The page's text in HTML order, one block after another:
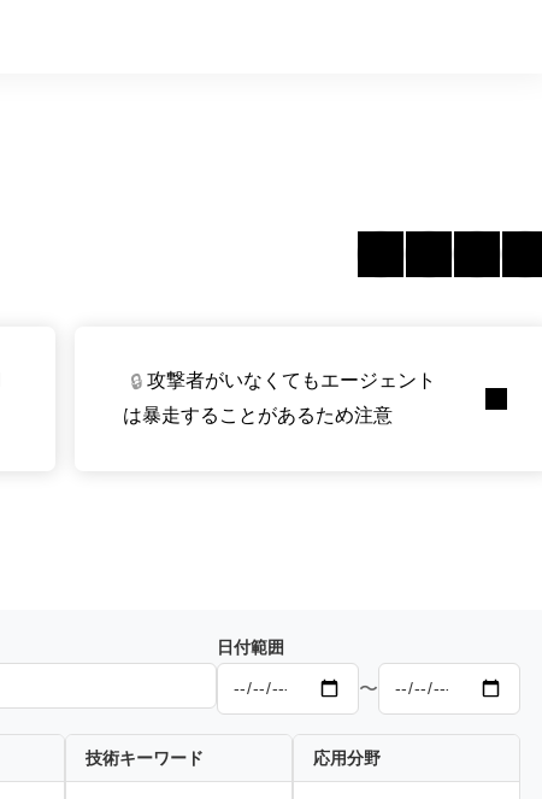
🔒 攻撃者がいなくてもエージェント
は暴走することがあるため注意
日付範囲
〜
技術キーワード 応用分野